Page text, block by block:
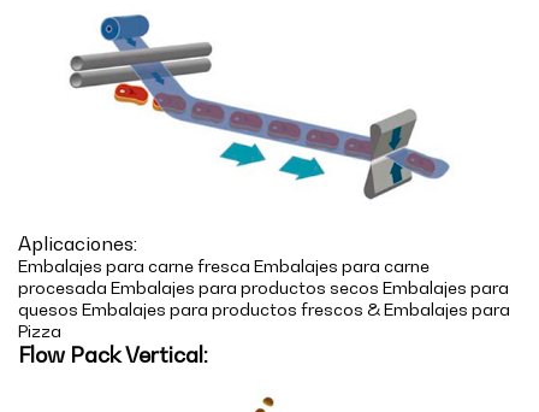
Aplicaciones:
Embalajes para carne fresca Embalajes para carne
procesada Embalajes para productos secos Embalajes para
quesos Embalajes para productos frescos & Embalajes para
Pizza
Flow Pack Vertical: